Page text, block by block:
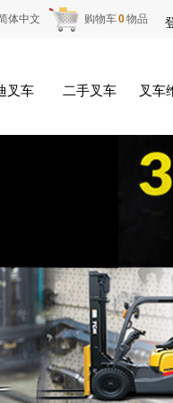
购物车0物品
体中文
叉车 二手叉车 叉车